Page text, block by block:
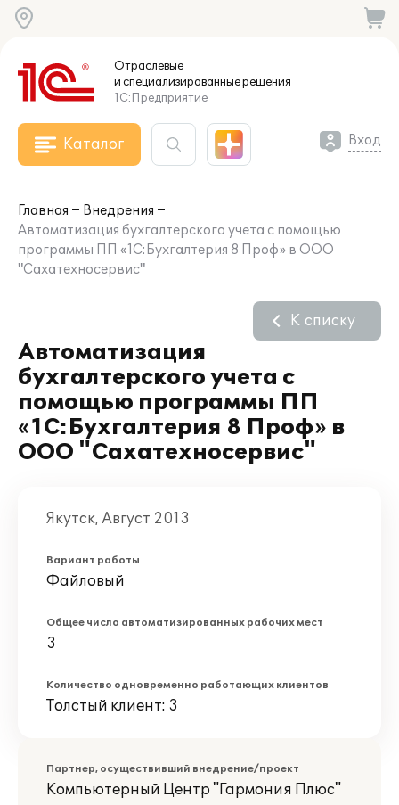
Отраслевые
и специализированныерешения
1С:Предприятие
Каталог Вход
Главная
Внедрения
Автоматизация бухгалтерского учета с помощью
программы ПП «1С:Бухгалтерия 8 Проф» в ООО
"Сахатехносервис"
Автоматизация
бухгалтерского учета с
помощью программы ПП
«1С:Бухгалтерия 8 Проф» в
ООО "Сахатехносервис"
К списку
Якутск, Август 2013
Вариант работы
Файловый
Общее число автоматизированных рабочих мест
3
Количество одновременно работающих клиентов
Толстый клиент: 3
Партнер, осуществивший внедрение/проект
Компьютерный Центр "Гармония Плюс"